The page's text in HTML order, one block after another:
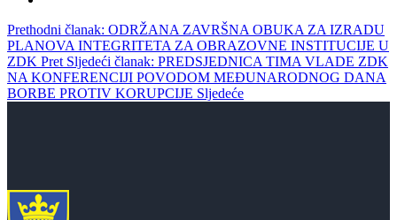
Prethodni članak: ODRŽANA ZAVRŠNA OBUKA ZA IZRADU
PLANOVA INTEGRITETA ZA OBRAZOVNE INSTITUCIJE U
ZDK Pret Sljedeći članak: PREDSJEDNICA TIMA VLADE ZDK
NA KONFERENCIJI POVODOM MEĐUNARODNOG DANA
BORBE PROTIV KORUPCIJE Sljedeće